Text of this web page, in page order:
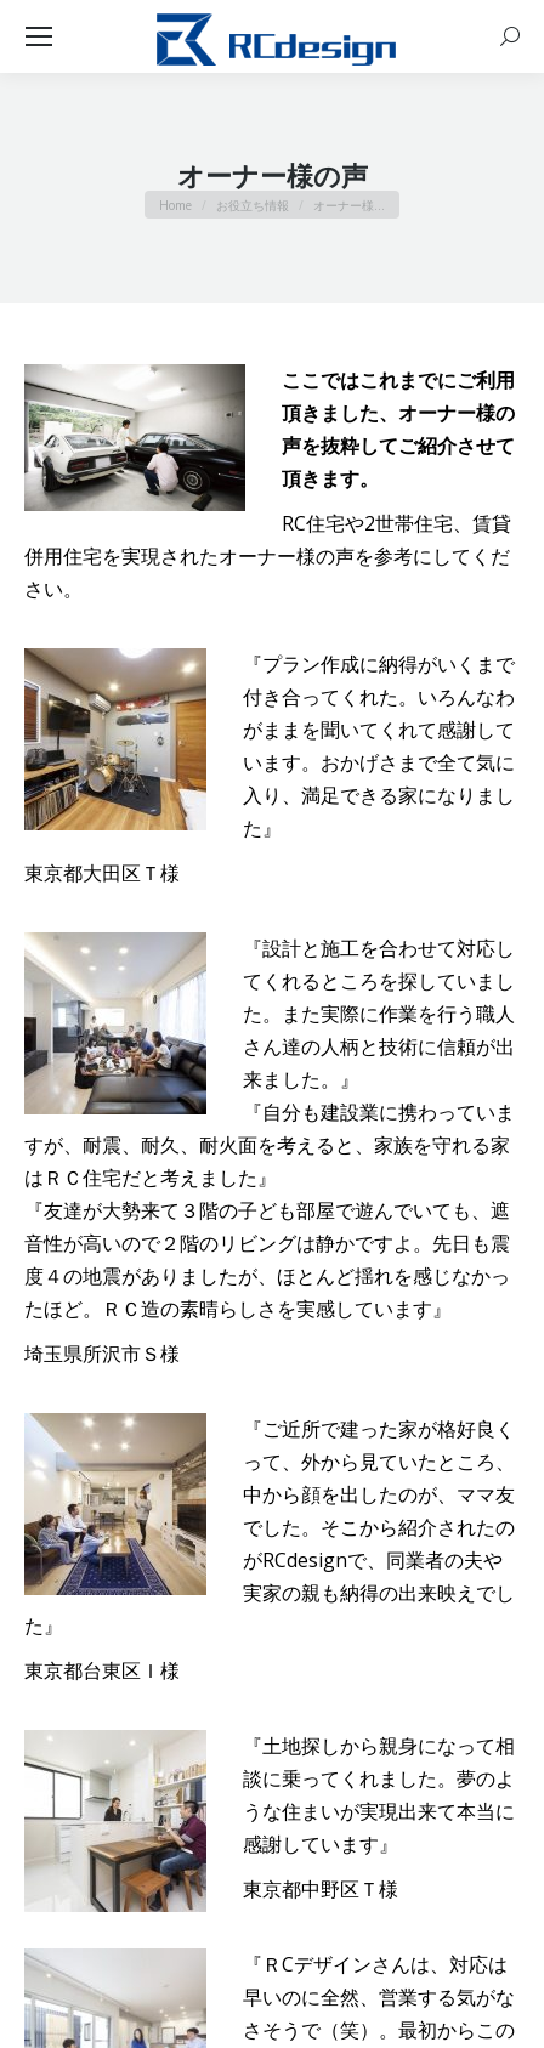
オーナー様の声
You are here:
Home お役立ち情報 オーナー様…
ここではこれまでにご利用
頂きました、オーナー様の
声を抜粋してご紹介させて
頂きます。
RC住宅や2世帯住宅、賃貸
併用住宅を実現されたオーナー様の声を参考にしてくだ
さい。
『プラン作成に納得がいくまで
付き合ってくれた。いろんなわ
がままを聞いてくれて感謝して
います。おかげさまで全て気に
入り、満足できる家になりまし
た』
東京都大田区Ｔ様
『設計と施工を合わせて対応し
てくれるところを探していまし
た。また実際に作業を行う職人
さん達の人柄と技術に信頼が出
来ました。』
『自分も建設業に携わっていま
すが、耐震、耐久、耐火面を考えると、家族を守れる家
はＲＣ住宅だと考えました』
『友達が大勢来て３階の子ども部屋で遊んでいても、遮
音性が高いので２階のリビングは静かですよ。先日も震
度４の地震がありましたが、ほとんど揺れを感じなかっ
たほど。ＲＣ造の素晴らしさを実感しています』
埼玉県所沢市Ｓ様
『ご近所で建った家が格好良く
って、外から見ていたところ、
中から顔を出したのが、ママ友
でした。そこから紹介されたの
がRCdesignで、同業者の夫や
実家の親も納得の出来映えでし
た』
東京都台東区Ｉ様
『土地探しから親身になって相
談に乗ってくれました。夢のよ
うな住まいが実現出来て本当に
感謝しています』
東京都中野区Ｔ様
『ＲCデザインさんは、対応は
早いのに全然、営業する気がな
さそうで（笑）。最初からこの